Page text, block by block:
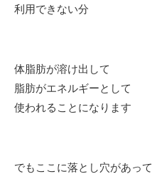
利用できない分
体脂肪が溶け出して
脂肪がエネルギーとして
使われることになります
でもここに落とし穴があって